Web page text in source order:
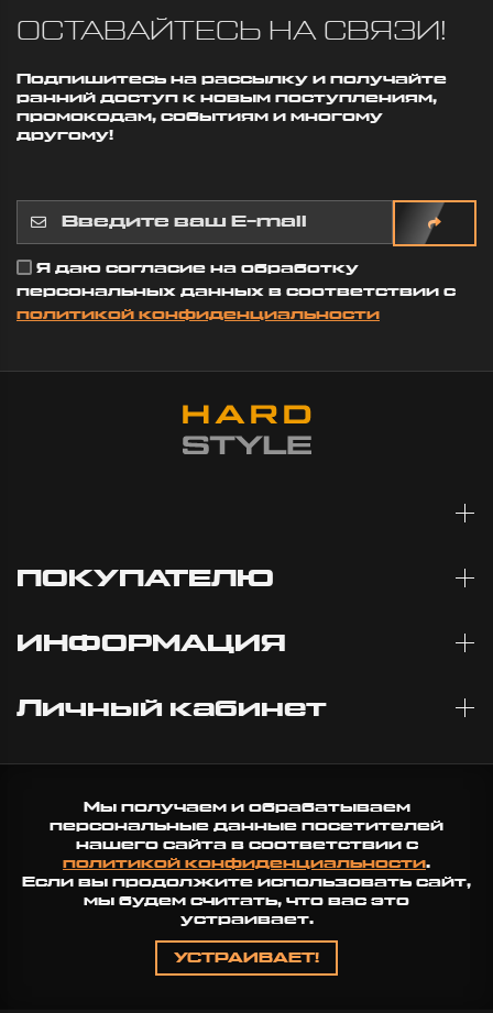
ОСТАВАЙТЕСЬ НА СВЯЗИ!
Подпишитесь на рассылку и получайте
ранний доступ к новым поступлениям,
промокодам, событиям и многому
другому!
Я даю согласие на обработку
персональных данных в соответствии с
политикой конфиденциальности
ПОКУПАТЕЛЮ
ИНФОРМАЦИЯ
Личный кабинет
Мы получаем и обрабатываем
персональные данные посетителей
нашего сайта в соответствии с
политикой конфиденциальности.
Если вы продолжите использовать сайт,
мы будем считать, что вас это
устраивает.
УСТРАИВАЕТ!